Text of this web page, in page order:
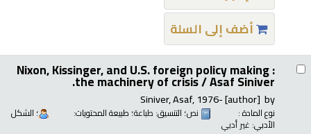
أضف إلى السلة
Nixon, Kissinger, and U.S. foreign policy making :
the machinery of crisis /Asaf Siniver.
by
Siniver, Asaf, 1976-[author]
نوع المادة : نص؛ التنسيق: طباعة؛ طبيعة المحتويات: ؛ الشكل
الأدبي: غير أدبي